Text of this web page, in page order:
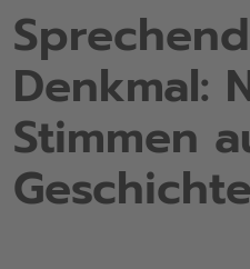
Denkmal:
Stimmen
Geschichte